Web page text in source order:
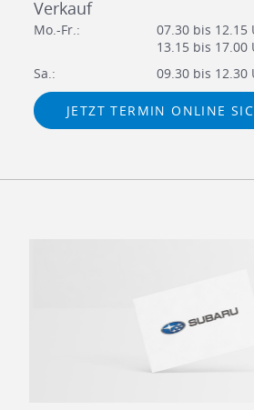
Verkauf
Mo.-Fr.:
07.30 bis 12.15
13.15 bis 17.00
Sa.:
09.30 bis 12.30
JETZT TERMIN ONLINE